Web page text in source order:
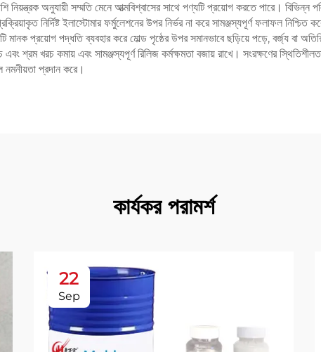
নিয়ন্ত্রক অনুযায়ী সম্মতি মেনে আত্মবিশ্বাসের সাথে পণ্যটি প্রয়োগ করতে পারে। বিভিন্ন
নির্দিষ্ট ইলাস্টোমার ফর্মুলেশনের উপর নির্ভর না করে সামঞ্জস্যপূর্ণ ফলাফল
প্রয়োগ পদ্ধতি ব্যবহার করে মোল্ড পৃষ্ঠের উপর সমানভাবে ছড়িয়ে পড়ে, বর্জ্য বা
শ্রম খরচ কমায় এবং সামঞ্জস্যপূর্ণ রিলিজ কর্মক্ষমতা বজায় রাখে। সংরক্ষণের
প্রদান করে।
কার্যকর পরামর্শ
22
Sep